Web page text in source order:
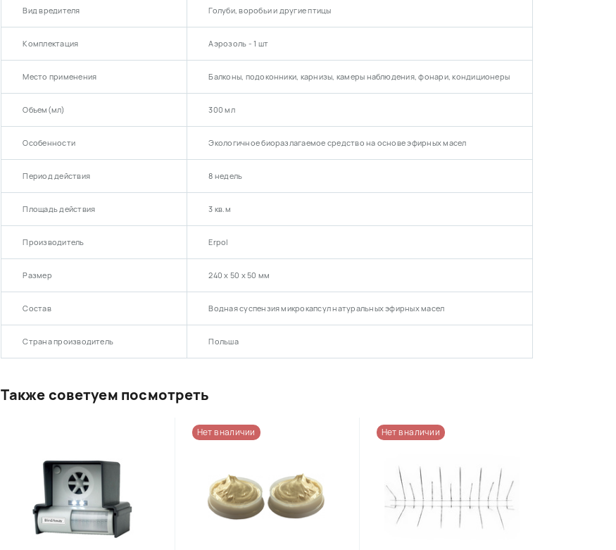
Вид вредителя Голуби, воробьи и другие птицы
Комплектация Аэрозоль - 1 шт
Место применения Балконы, подоконники, карнизы, камеры наблюдения, фонари, кондиционеры
Объем(мл) 300 мл
Особенности Экологичное биоразлагаемое средство на основе эфирных масел
Период действия 8 недель
Площадь действия 3 кв.м
Производитель Erpol
Размер 240 х 50 х 50 мм
Состав Водная суспензия микрокапсул натуральных эфирных масел
Страна производитель Польша
Также советуем посмотреть
Нет в наличии Нет в наличии